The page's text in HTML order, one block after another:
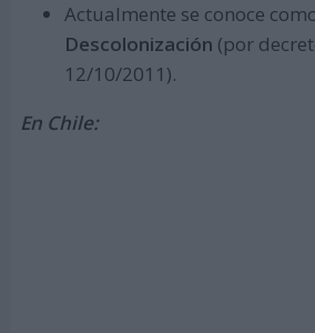
Actualmente se conoce
Descolonización (por
12/10/2011).
En Chile: